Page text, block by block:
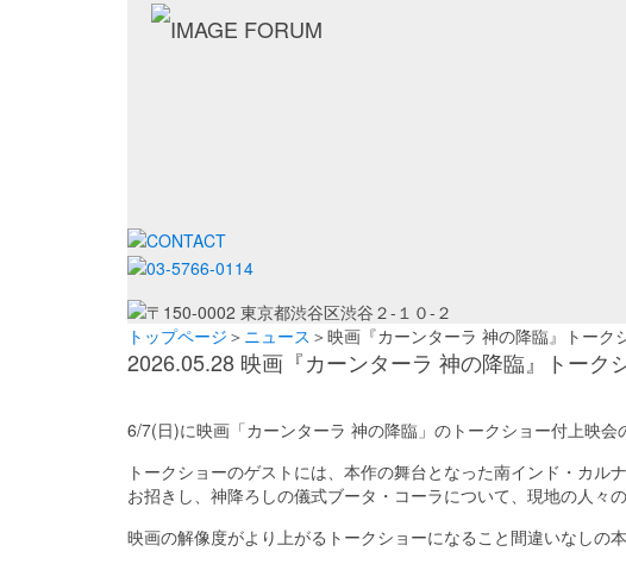
トップページ ＞ ニュース ＞映画『カーンターラ 神の降臨』トー
2026.05.28 映画『カーンターラ 神の降臨』トー
6/7(日)に映画「カーンターラ 神の降臨」のトークショー付上映会
トークショーのゲストには、本作の舞台となった南インド・カ
お招きし、神降ろしの儀式ブータ・コーラについて、現地の人々
映画の解像度がより上がるトークショーになること間違いなしの